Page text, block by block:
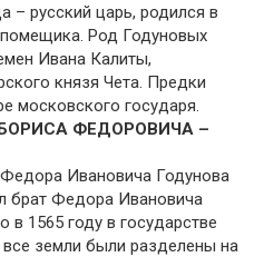
– русский царь, родился в
Род Годуновых
Ивана Калиты,
князя Чета. Предки
московского государя.
ФЕДОРОВИЧА –
Ивановича Годунова
брат Федора Ивановича
1565 году в государстве
земли были разделены на